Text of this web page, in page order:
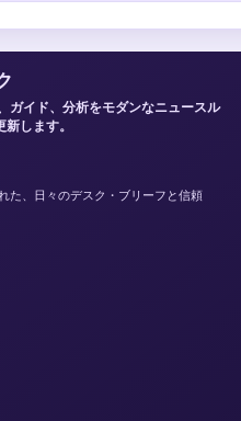
ガイド、分析をモダンなニュースル
します。
た、日々のデスク・ブリーフと信頼